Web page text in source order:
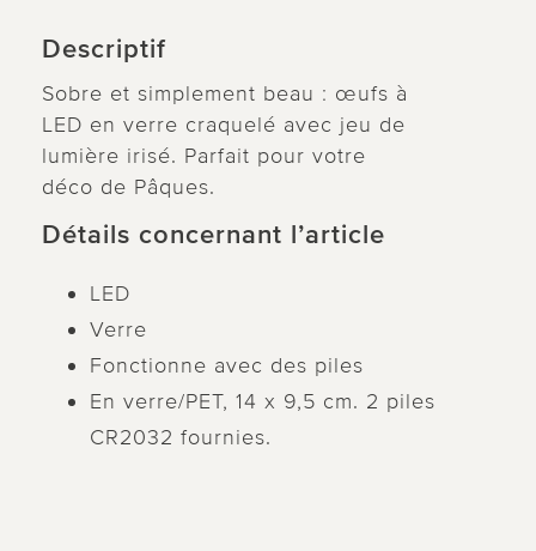
Descriptif
Sobre et simplement beau : œufs à
LED en verre craquelé avec jeu de
lumière irisé. Parfait pour votre
déco de Pâques.
Détails concernant l’article
LED
Verre
Fonctionne avec des piles
En verre/PET, 14 x 9,5 cm. 2 piles
CR2032 fournies.